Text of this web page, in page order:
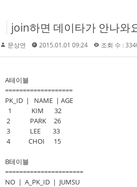
join하면 데이타가 안나와
문상연 2015.01.01 09:24 조회 수 :
A테이블
===================
PK_ID | NAME | AGE
1 KIM 32
2 PARK 26
3 LEE 33
4 CHOI 15
B테이블
======================
NO | A_PK_ID | JUMSU